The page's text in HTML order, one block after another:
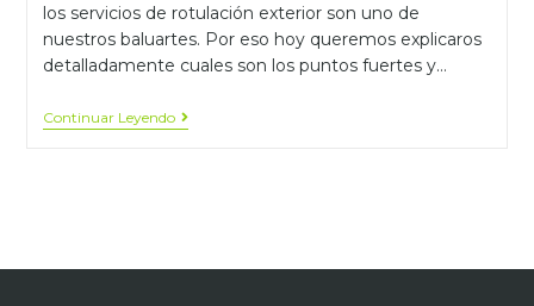
los servicios de rotulación exterior son uno de
nuestros baluartes. Por eso hoy queremos explicaros
detalladamente cuales son los puntos fuertes y…
Continuar Leyendo